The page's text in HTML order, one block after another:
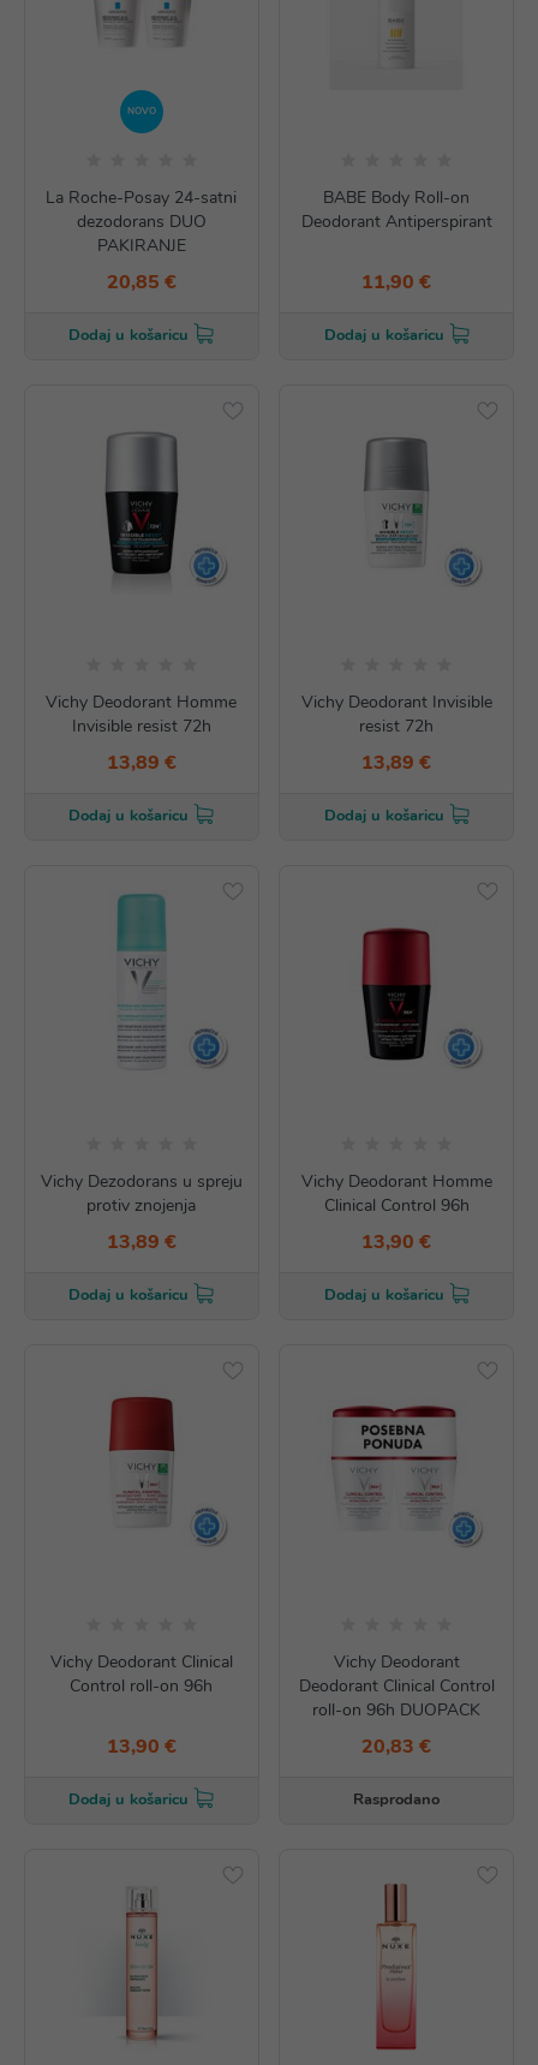
NOVO
La Roche-Posay 24-satni
dezodorans DUO
PAKIRANJE
20,85 €
Dodaj u košaricu
BABE Body Roll-on
Deodorant Antiperspirant
11,90 €
Dodaj u košaricu
Vichy Deodorant Homme
Invisible resist 72h
13,89 €
Dodaj u košaricu
Vichy Deodorant Invisible
resist 72h
13,89 €
Dodaj u košaricu
Vichy Dezodorans u spreju
protiv znojenja
13,89 €
Dodaj u košaricu
Vichy Deodorant Homme
Clinical Control 96h
13,90 €
Dodaj u košaricu
Vichy Deodorant Clinical
Control roll-on 96h
13,90 €
Dodaj u košaricu
Vichy Deodorant
Deodorant Clinical Control
roll-on 96h DUOPACK
20,83 €
Rasprodano